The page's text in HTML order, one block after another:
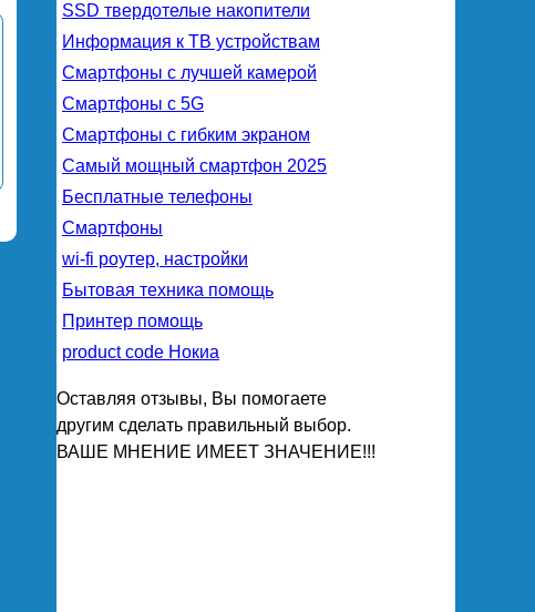
SSD твердотелые накопители
Информация к ТВ устройствам
Смартфоны с лучшей камерой
Смартфоны с 5G
Смартфоны с гибким экраном
Самый мощный смартфон 2025
Бесплатные телефоны
Смартфоны
wi-fi роутер, настройки
Бытовая техника помощь
Принтер помощь
product code Нокиа
Оставляя отзывы, Вы помогаете
другим сделать правильный выбор.
ВАШЕ МНЕНИЕ ИМЕЕТ ЗНАЧЕНИЕ!!!